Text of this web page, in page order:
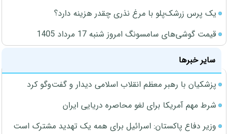
یک پرس زرشک‌پلو با مرغ نذری چقدر هزینه دارد؟
قیمت گوشی‌های سامسونگ امروز شنبه 17 مرداد 1405
سایر خبرها
پزشکیان با رهبر معظم انقلاب اسلامی دیدار و گفت‌وگو کرد
شرط مهم آمریکا برای لغو محاصره دریایی ایران
وزیر دفاع پاکستان: اسرائیل برای همه یک تهدید مشترک است